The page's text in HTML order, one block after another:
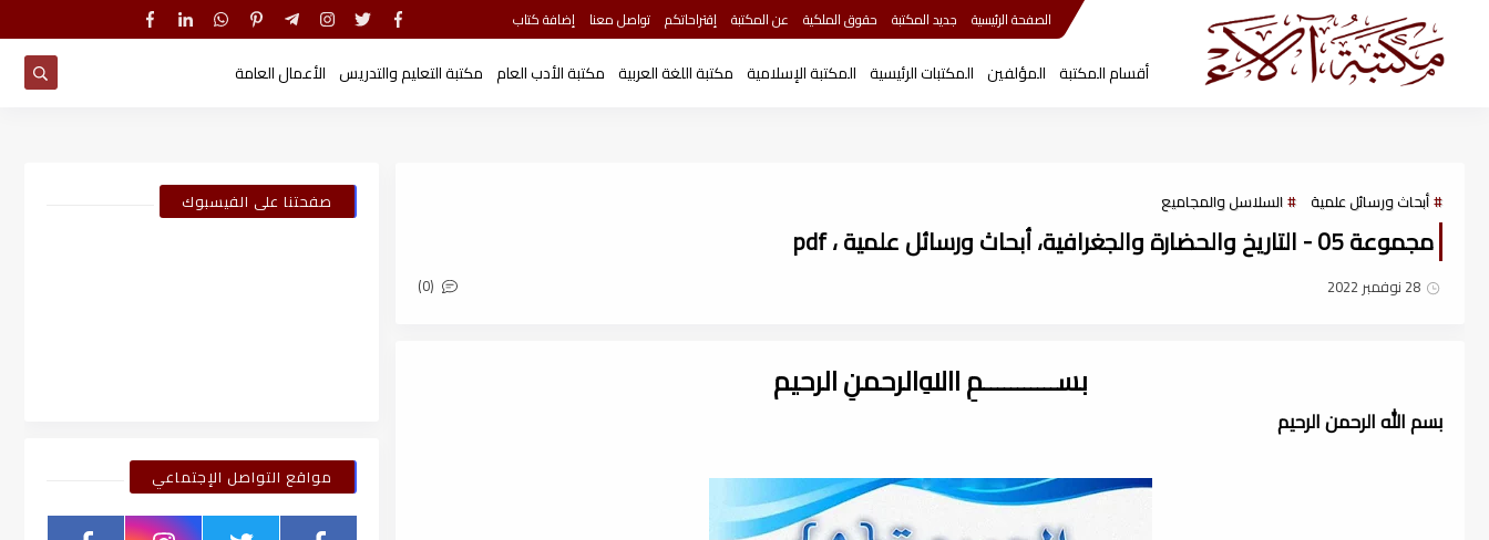
الصفحة الرئيسية جديد المكتبة حقوق الملكية عن المكتبة إقتراحاتكم تواصل معنا إضافة كتاب
أقسام المكتبة المؤلفين المكتبات الرئيسية المكتبة الإسلامية مكتبة اللغة العربية مكتبة الأدب العام مكتبة التعليم والتدريس الأعمال العامة
أبحاث ورسائل علمية السلاسل والمجاميع
مجموعة 05 - التاريخ والحضارة والجغرافية، أبحاث ورسائل علمية ، pdf
28 نوفمبر 2022 (0)
بســـــــــــمِ اﷲِالرحمنِ الرحيم
بسم الله الرحمن الرحيم
صفحتنا على الفيسبوك
مواقع التواصل الإجتماعي